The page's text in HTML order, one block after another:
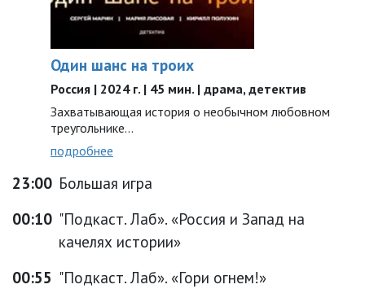
Один шанс на троих
Россия | 2024 г. | 45 мин. | драма, детектив
Захватывающая история о необычном любовном
треугольнике…
подробнее
23:00 Большая игра
00:10 "Подкаст. Лаб». «Россия и Запад на
качелях истории»
00:55 "Подкаст. Лаб». «Гори огнем!»